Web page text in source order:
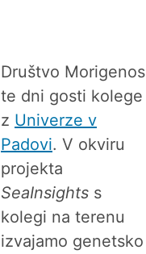
Društvo Morigenos
te dni gosti kolege
z Univerze v
Padovi. V okviru
projekta
SeaInsights s
kolegi na terenu
izvajamo genetsko